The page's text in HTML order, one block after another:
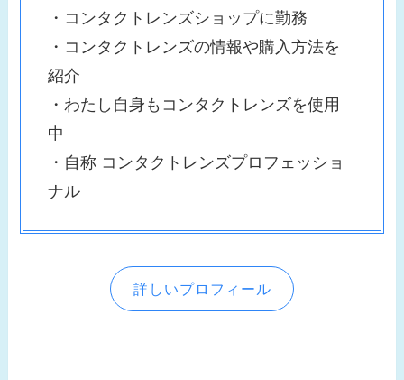
・コンタクトレンズショップに勤務
・コンタクトレンズの情報や購入方法を
紹介
・わたし自身もコンタクトレンズを使用
中
・自称 コンタクトレンズプロフェッショ
ナル
詳しいプロフィール